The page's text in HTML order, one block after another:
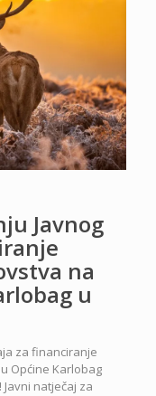
Javnog
na
u
za financiranje
Općine Karlobag
natječaj za